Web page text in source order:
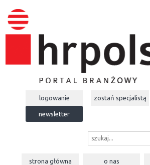
logowanie zostań specjalistą
newsletter
strona główna o nas